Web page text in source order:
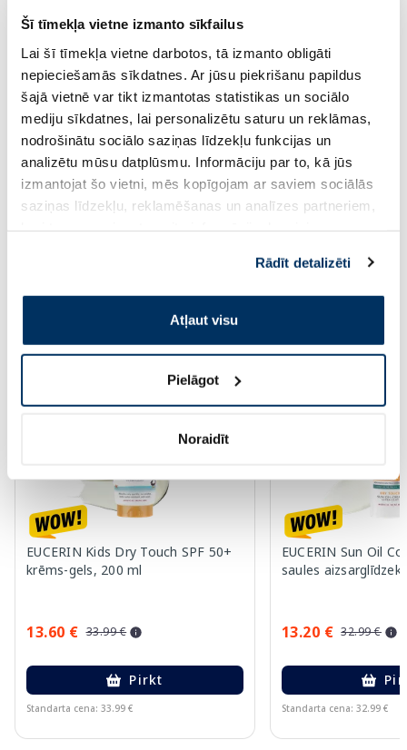
Šī tīmekļa vietne izmanto sīkfailus
Lai šī tīmekļa vietne darbotos, tā izmanto obligāti
nepieciešamās sīkdatnes. Ar jūsu piekrišanu papildus
šajā vietnē var tikt izmantotas statistikas un sociālo
mediju sīkdatnes, lai personalizētu saturu un reklāmas,
nodrošinātu sociālo saziņas līdzekļu funkcijas un
analizētu mūsu datplūsmu. Informāciju par to, kā jūs
izmantojat šo vietni, mēs kopīgojam ar saviem sociālās
saziņas līdzekļu, reklamēšanas un analīzes partneriem,
pakalpojumus. Ja piekrītat šo papildu sīkdatņu
izmantošanai, lūdzu, atzīmējiet savu izvēli:
Rādīt detalizēti
Atļaut visu
Pielāgot
Noraidīt
SCHNITZER Bio Grissini Sesam
uzkoda, 100 g
4.69 €
Pirkt
maizītes, 150 g
2.84 € 3.79 €
Standarta cena: 3.79 €
Page 1 of 8
Saules aizsardzībai vasarā ☀️
Vairāk...
EUCERIN Kids Dry Touch SPF 50+
krēms-gels, 200 ml
13.60 € 33.99 €
Pirkt
Standarta cena: 33.99 €
EUCERIN Sun Oil
saules
13.20 € 32.99 €
Standarta cena: 32.99 €